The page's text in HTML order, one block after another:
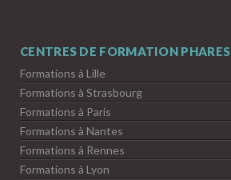
CENTRES DE FORMATION PHARES
Formations à Lille
Formations à Strasbourg
Formations à Paris
Formations à Nantes
Formations à Rennes
Formations à Lyon